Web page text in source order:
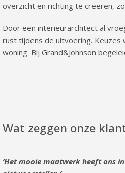
overzicht en richting te creëren,
Door een interieurarchitect al
rust tijdens de uitvoering. Keuzes
woning. Bij Grand&Johnson
Wat zeggen onze
‘Het mooie maatwerk heeft ons